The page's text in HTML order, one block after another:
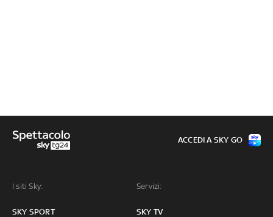
I siti Sky:
SKY SPORT
Servizi:
SKY TV
ACCEDI A SKY GO